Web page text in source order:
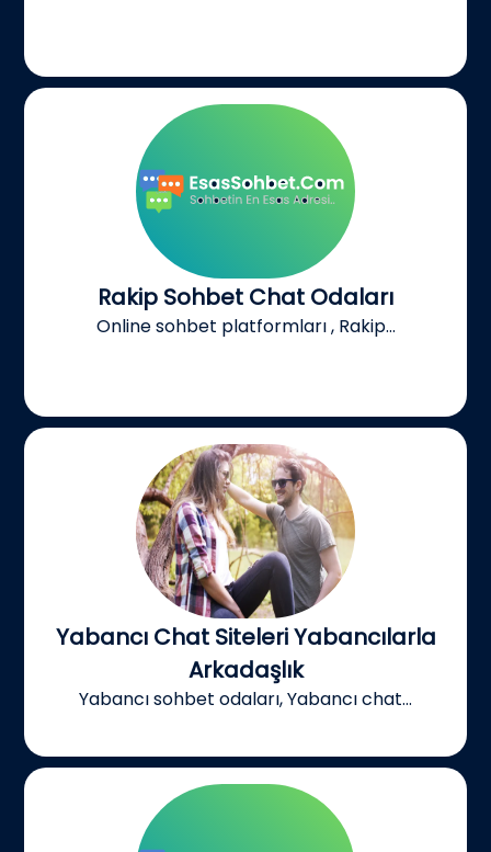
Rakip Sohbet Chat Odaları
Online sohbet platformları , Rakip...
Yabancı Chat Siteleri Yabancılarla
Arkadaşlık
Yabancı sohbet odaları, Yabancı chat...